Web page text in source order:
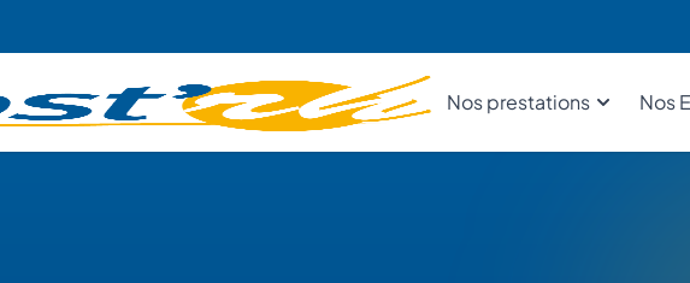
Nos prestations Nos